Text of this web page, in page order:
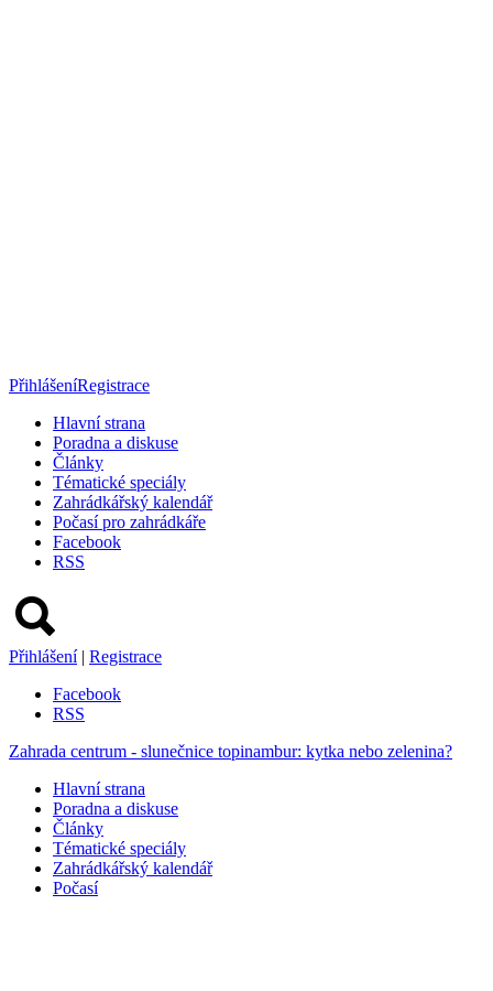
PřihlášeníRegistrace
Hlavní strana
Poradna a diskuse
Články
Tématické speciály
Zahrádkářský kalendář
Počasí pro zahrádkáře
Facebook
RSS
Přihlášení | Registrace
Facebook
RSS
Zahrada centrum - slunečnice topinambur: kytka nebo zelenina?
Hlavní strana
Poradna a diskuse
Články
Tématické speciály
Zahrádkářský kalendář
Počasí